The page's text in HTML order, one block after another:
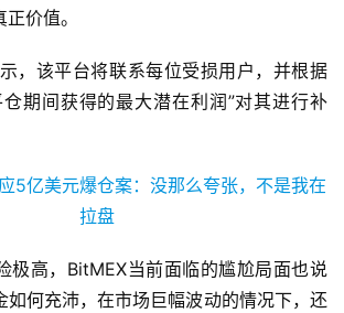
价值。
，该平台将联系每位受损用户，并根据
期间获得的最大潜在利润”对其进行补
极高，BitMEX当前面临的尴尬局面也说
如何充沛，在市场巨幅波动的情况下，还